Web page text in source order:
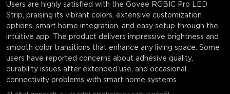
Users are highly satisfied with the Govee RGBIC Pro LED
Strip, praising its vibrant colors, extensive customization
options, smart home integration, and easy setup through the
intuitive app. The product delivers impressive brightness and
smooth color transitions that enhance any living space. Some
users have reported concerns about adhesive quality,
durability issues after extended use, and occasional
connectivity problems with smart home systems.